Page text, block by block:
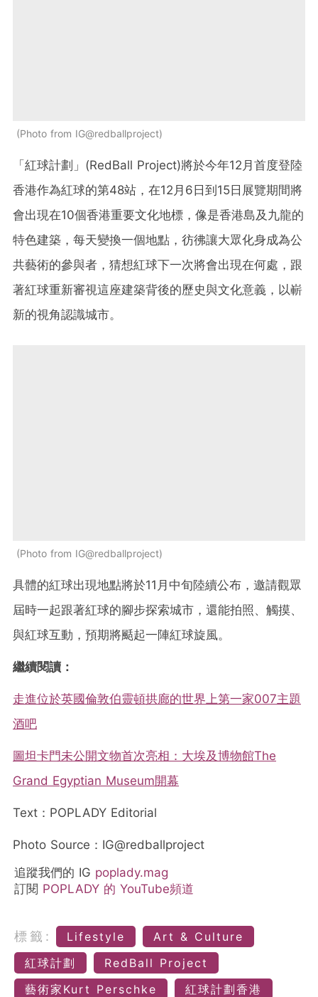
Photo from IG@redballproject
「紅球計劃」(RedBall Project)將於今年12月首度登陸
香港作為紅球的第48站，在12月6日到15日展覽期間將
會出現在10個香港重要文化地標，像是香港島及九龍的
特色建築，每天變換一個地點，彷彿讓大眾化身成為公
共藝術的參與者，猜想紅球下一次將會出現在何處，跟
著紅球重新審視這座建築背後的歷史與文化意義，以嶄
新的視角認識城市。
Photo from IG@redballproject
具體的紅球出現地點將於11月中旬陸續公布，邀請觀眾
屆時一起跟著紅球的腳步探索城市，還能拍照、觸摸、
與紅球互動，預期將颳起一陣紅球旋風。
繼續閱讀：
走進位於英國倫敦伯靈頓拱廊的世界上第一家007主題
酒吧
圖坦卡門未公開文物首次亮相：大埃及博物館The
Grand Egyptian Museum開幕
Text：POPLADY Editorial
Photo Source：IG@redballproject
追蹤我們的 IG poplady.mag
訂閱 POPLADY 的 YouTube頻道
標籤: Lifestyle
Art & Culture
紅球計劃
RedBall Project
藝術家Kurt Perschke
紅球計劃香港